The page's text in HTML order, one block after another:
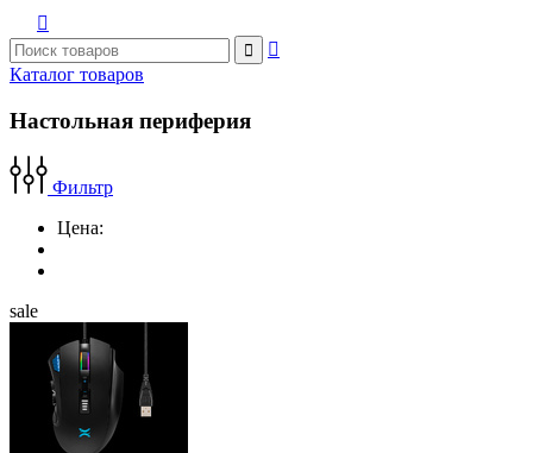



Каталог товаров
Настольная периферия
Фильтр
Цена:
sale